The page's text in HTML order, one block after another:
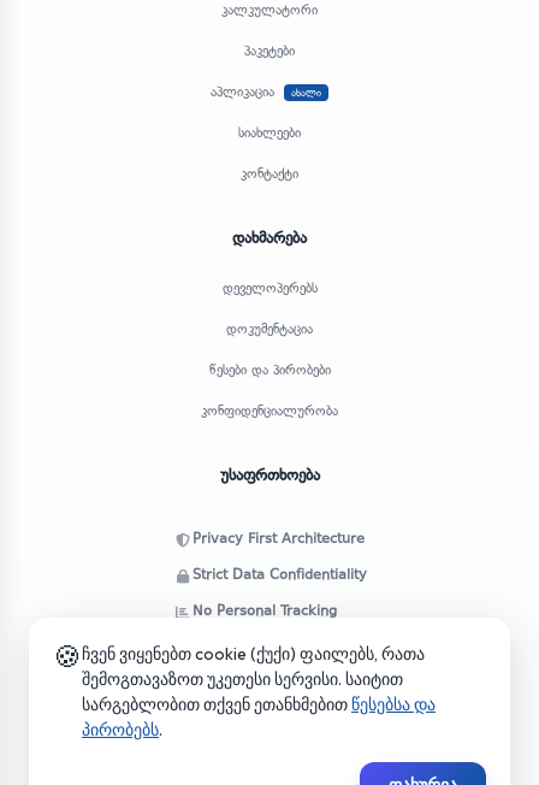
კალკულატორი
პაკეტები
აპლიკაცია ახალი
სიახლეები
კონტაქტი
დახმარება
დეველოპერებს
დოკუმენტაცია
წესები და პირობები
კონფიდენციალურობა
უსაფრთხოება
Privacy First Architecture
Strict Data Confidentiality
No Personal Tracking
© 2026 SkyMap. ყველა უფლება დაცულია.
🍪ჩვენ ვიყენებთ cookie (ქუქი) ფაილებს, რათა
შემოგთავაზოთ უკეთესი სერვისი. საიტით
სარგებლობით თქვენ ეთანხმებითწესებსა და
პირობებს.